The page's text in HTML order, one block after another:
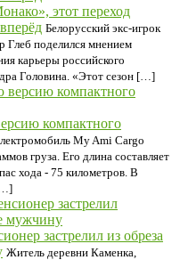
этот переход
Белорусский экс-игрок
Глеб поделился мнением
карьеры российского
Головина. «Этот сезон […]
компактного
My Ami Cargo
груза. Его длина составляет
хода - 75 километров. В
застрелил из обреза
Житель деревни Каменка,